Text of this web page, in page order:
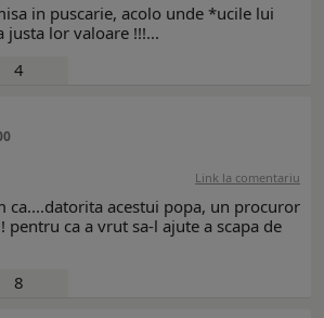
in puscarie, acolo unde *ucile lui
justa lor valoare !!!...
4
Link la comentariu
ca....datorita acestui popa, un procuror
pentru ca a vrut sa-l ajute a scapa de
8